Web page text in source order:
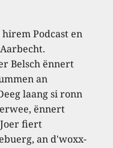
Podcast en
Belsch ënnert
an
laang si ronn
ënnert
fiert
an d'woxx-